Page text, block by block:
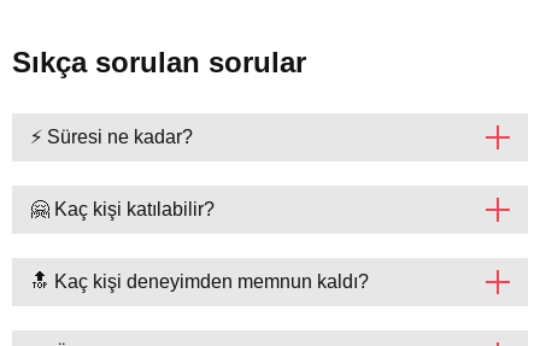
Sıkça sorulan sorular
⚡ Süresi ne kadar?
🤗 Kaç kişi katılabilir?
🔝 Kaç kişi deneyimden memnun kaldı?